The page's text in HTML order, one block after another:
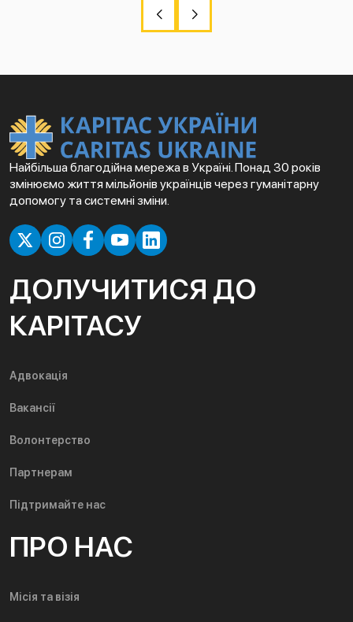
Найбільша благодійна мережа в Україні. Понад 30 років
змінюємо життя мільйонів українців через гуманітарну
допомогу та системні зміни.
ДОЛУЧИТИСЯ ДО
КАРІТАСУ
Адвокація
Вакансії
Волонтерство
Партнерам
Підтримайте нас
ПРО НАС
Місія та візія